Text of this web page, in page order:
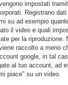
impostati
Registrano dati
su ad esempio
il video e quali
per la riproduzione.
raccolto a meno
google, in tal
al tuo account, ad
piace" su un video.